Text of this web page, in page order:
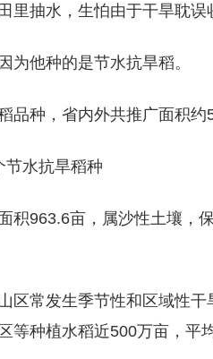
里抽水，生怕由于干旱耽误
为他种的是节水抗旱稻。
品种，省内外共推广面积约
节水抗旱稻种
积963.6亩，属沙性土壤，
区常发生季节性和区域性干
等种植水稻近500万亩，平